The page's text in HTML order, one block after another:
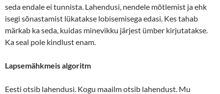
seda endale ei tunnista. Lahendusi, nendele mõtlemist ja ehk
isegi sõnastamist lükatakse lobisemisega edasi. Kes tahab
märkab ka seda, kuidas minevikku järjest ümber kirjutatakse.
Ka seal pole kindlust enam.
Lapsemähkmeis algoritm
Eesti otsib lahendusi. Kogu maailm otsib lahendust. Mu